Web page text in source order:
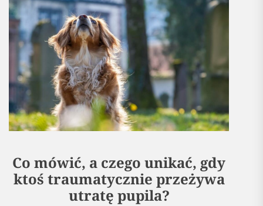
Co mówić, a czego unikać, gdy
ktoś traumatycznie przeżywa
utratę pupila?